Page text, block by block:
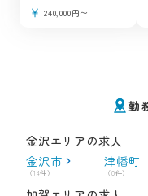
240,000円〜
勤
金沢エリアの求人
金沢市
（14件）
津幡町
（0件）